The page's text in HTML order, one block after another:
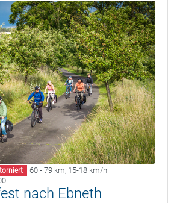
60 - 79 km, 15-18 km/h
nach Ebneth